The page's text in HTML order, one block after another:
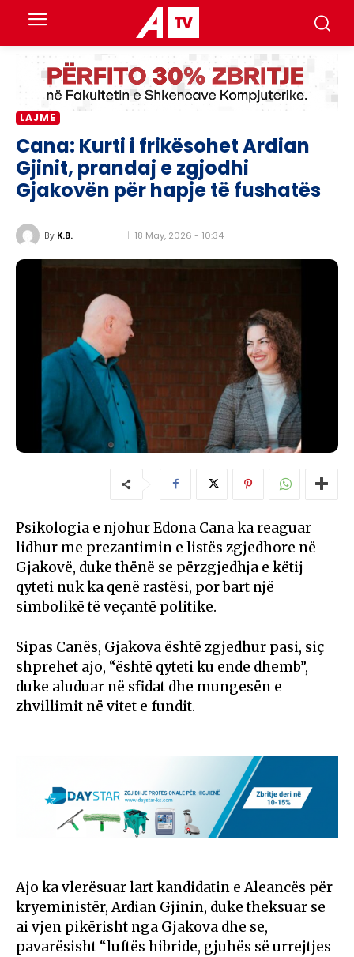
LAJME
Cana: Kurti i frikësohet Ardian
Gjinit, prandaj e zgjodhi
Gjakovën për hapje të fushatës
By K.B. 18 May, 2026 - 10:34
Psikologia e njohur Edona Cana ka reaguar
lidhur me prezantimin e listës zgjedhore në
Gjakovë, duke thënë se përzgjedhja e këtij
qyteti nuk ka qenë rastësi, por bart një
simbolikë të veçantë politike.
Sipas Canës, Gjakova është zgjedhur pasi, siç
shprehet ajo, “është qyteti ku ende dhemb”,
duke aluduar në sfidat dhe mungesën e
zhvillimit në vitet e fundit.
Ajo ka vlerësuar lart kandidatin e Aleancës për
kryeministër, Ardian Gjinin, duke theksuar se
ai vjen pikërisht nga Gjakova dhe se,
pavarësisht “luftës hibride, gjuhës së urrejtjes